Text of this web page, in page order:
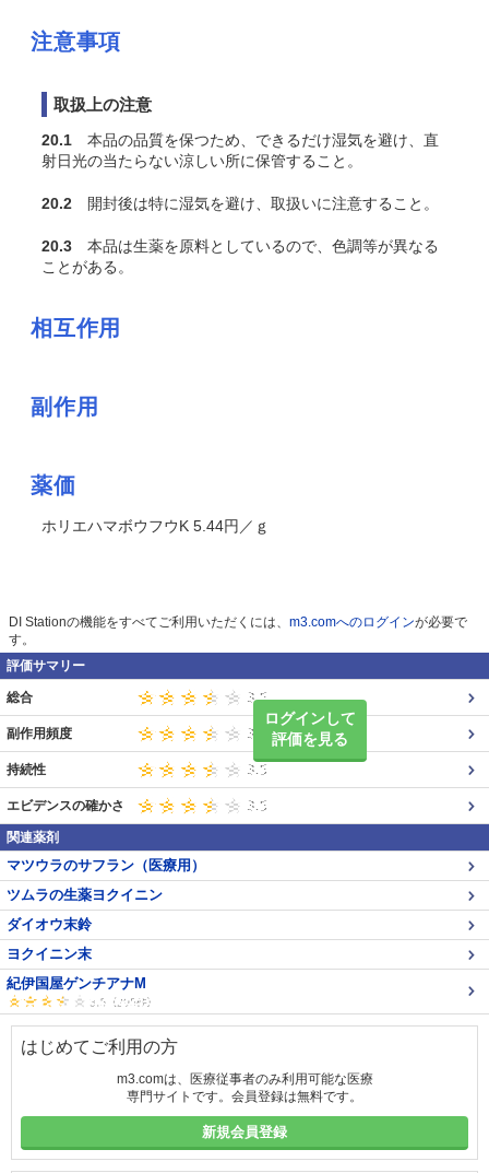
注意事項
取扱上の注意
20.1 本品の品質を保つため、できるだけ湿気を避け、直
射日光の当たらない涼しい所に保管すること。
20.2 開封後は特に湿気を避け、取扱いに注意すること。
20.3 本品は生薬を原料としているので、色調等が異なる
ことがある。
相互作用
副作用
薬価
ホリエハマボウフウK 5.44円／ｇ
DI Stationの機能をすべてご利用いただくには、 m3.comへのログインが必要で
す。
評価サマリー
ログインして
評価を見る
総合
副作用頻度
持続性
エビデンスの確かさ
関連薬剤
マツウラのサフラン（医療用）
ツムラの生薬ヨクイニン
ダイオウ末鈴
ヨクイニン末
紀伊国屋ゲンチアナM
はじめてご利用の方
m3.comは、医療従事者のみ利用可能な医療
専門サイトです。会員登録は無料です。
新規会員登録